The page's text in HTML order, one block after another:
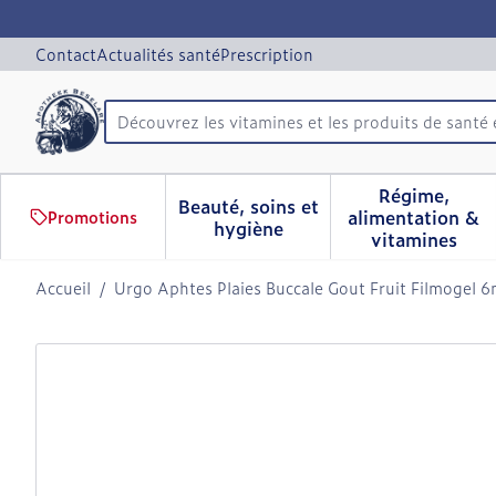
ContactActualités santéPrescription
Rechercher
Découvrez les vitamines et les produits de santé
Promotions
Beauté, soins et
hygièneAfficher le sous-menu pour
Régime,
alimentation &
vitamines
Afficher
Accueil / Urgo Aphtes Plaies Buccale Gout Fruit Filmogel
Urgo Aphtes Plaies